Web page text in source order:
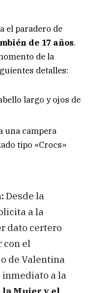
el paradero de
de 17 años.
de la
detalles:
largo y ojos de
una campera
tipo «Crocs»
Desde la
a la
dato certero
con el
de Valentina
a la